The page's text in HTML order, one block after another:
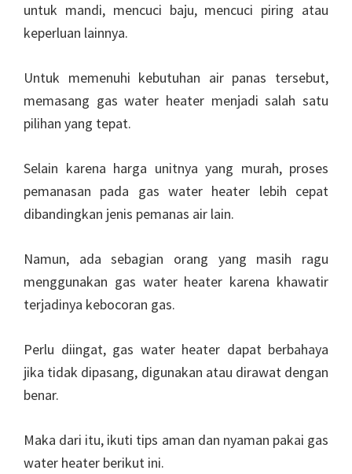
untuk mandi, mencuci baju, mencuci piring atau
keperluan lainnya.
Untuk memenuhi kebutuhan air panas tersebut,
memasang gas water heater menjadi salah satu
pilihan yang tepat.
Selain karena harga unitnya yang murah, proses
pemanasan pada gas water heater lebih cepat
dibandingkan jenis pemanas air lain.
Namun, ada sebagian orang yang masih ragu
menggunakan gas water heater karena khawatir
terjadinya kebocoran gas.
Perlu diingat, gas water heater dapat berbahaya
jika tidak dipasang, digunakan atau dirawat dengan
benar.
Maka dari itu, ikuti tips aman dan nyaman pakai gas
water heater berikut ini.